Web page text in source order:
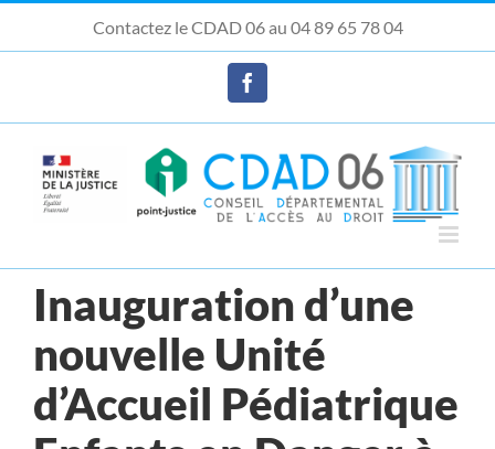
Ouvrir la barre d’outils
Contactez le CDAD 06 au 04 89 65 78 04
Facebook
Inauguration d’une
nouvelle Unité
d’Accueil Pédiatrique